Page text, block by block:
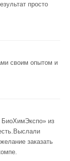
просто
своим опытом и
БиоХимЭкспо» из
заказать